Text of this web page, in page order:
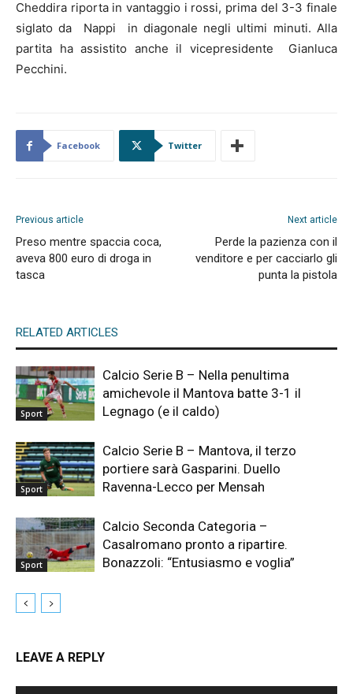
Cheddira riporta in vantaggio i rossi, prima del 3-3 finale
siglato da Nappi in diagonale negli ultimi minuti. Alla
partita ha assistito anche il vicepresidente Gianluca
Pecchini.
Facebook Twitter
Previous article
Preso mentre spaccia coca,
aveva 800 euro di droga in
tasca
Next article
Perde la pazienza con il
venditore e per cacciarlo gli
punta la pistola
RELATED ARTICLES
Sport
Calcio Serie B – Nella penultima
amichevole il Mantova batte 3-1 il
Legnago (e il caldo)
Sport
Calcio Serie B – Mantova, il terzo
portiere sarà Gasparini. Duello
Ravenna-Lecco per Mensah
Sport
Calcio Seconda Categoria –
Casalromano pronto a ripartire.
Bonazzoli: “Entusiasmo e voglia”
LEAVE A REPLY